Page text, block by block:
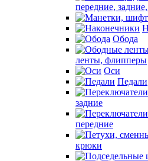
передние,
Обода
ленты, флипперы
Оси
Педали
задние
передние
крюки